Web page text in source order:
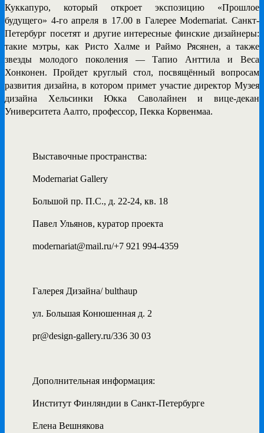
Куккапуро, который откроет экспозицию «Прошлое
будущего» 4-го апреля в 17.00 в Галерее Modernariat. Санкт-
Петербург посетят и другие интересные финские дизайнеры:
такие мэтры, как Ристо ХалмеиРаймо Рясянен, а также
звезды молодого поколения —Тапио Анттила иВеса
Хонконен. Пройдет круглый стол, посвящённый вопросам
развития дизайна, в котором примет участие директор Музея
дизайна ХельсинкиЮкка Саволайнен и вице-декан
Университета Аалто, профессор, Пекка Корвенмаа.
Выставочные пространства:
Modernariat Gallery
Большой пр. П.С., д. 22-24, кв. 18
Павел Ульянов, куратор проекта
modernariat@mail.ru/+7 921 994-4359
Галерея Дизайна/ bulthaup
ул. Большая Конюшенная д. 2
pr@design-gallery.ru/336 30 03
Дополнительная информация:
Институт Финляндии в Санкт-Петербурге
Елена Вешнякова